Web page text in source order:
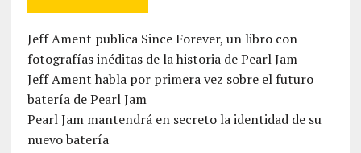
Jeff Ament publica Since Forever, un libro con
fotografías inéditas de la historia de Pearl Jam
Jeff Ament habla por primera vez sobre el futuro
batería de Pearl Jam
Pearl Jam mantendrá en secreto la identidad de su
nuevo batería